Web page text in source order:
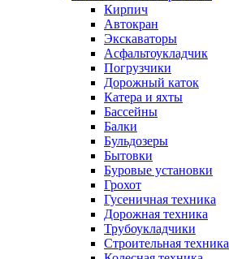
Кирпич
Автокран
Экскаваторы
Асфальтоукладчик
Погрузчики
Дорожный каток
Катера и яхты
Бассейны
Балки
Бульдозеры
Бытовки
Буровые установки
Грохот
Гусеничная техника
Дорожная техника
Трубоукладчики
Строительная техника